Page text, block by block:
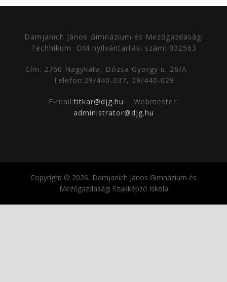
Damjanich János Gimnázium és Mezőgazdasági
Technikum
OM nyilvántartási szám: 032563
Cím: 2760 Nagykáta, Dózsa György u. 26/A
Telefon:29/440-037, 29/440-029
E-mail:titkar@djg.hu
Webmester:
administrator@djg.hu
Copyright © 2026, Damjanich János Gimnázium és
Mezőgazdasági Szakképző Iskola